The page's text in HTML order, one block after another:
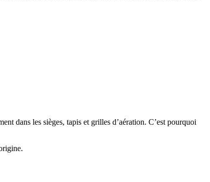
dans les sièges, tapis et grilles d’aération. C’est pourquoi